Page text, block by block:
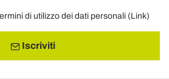
di utilizzo dei dati personali (Link)
Iscriviti